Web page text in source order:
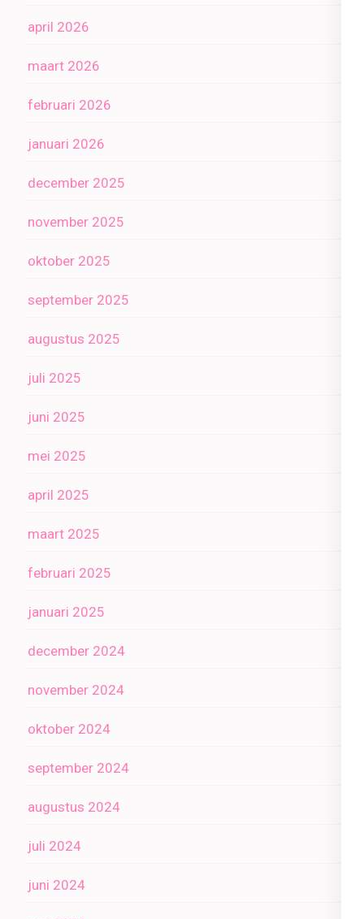
april 2026
maart 2026
februari 2026
januari 2026
december 2025
november 2025
oktober 2025
september 2025
augustus 2025
juli 2025
juni 2025
mei 2025
april 2025
maart 2025
februari 2025
januari 2025
december 2024
november 2024
oktober 2024
september 2024
augustus 2024
juli 2024
juni 2024